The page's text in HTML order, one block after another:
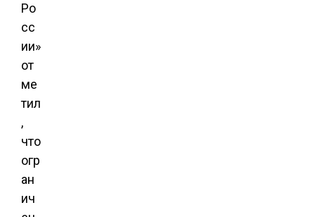
Ро
сс
ии»
от
ме
тил
,
что
огр
ан
ич